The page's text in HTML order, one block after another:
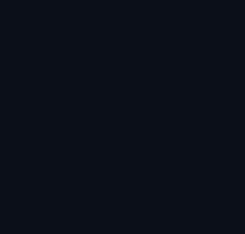
5 Haut-Parleur